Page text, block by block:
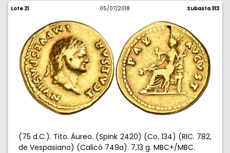
Lote 21 05/07/2018 Subasta 313
(75 d.C.). Tito. Áureo. (Spink 2420) (Co. 134) (RIC. 782,
de Vespasiano) (Calicó 749a). 7,13 g. MBC+/MBC.